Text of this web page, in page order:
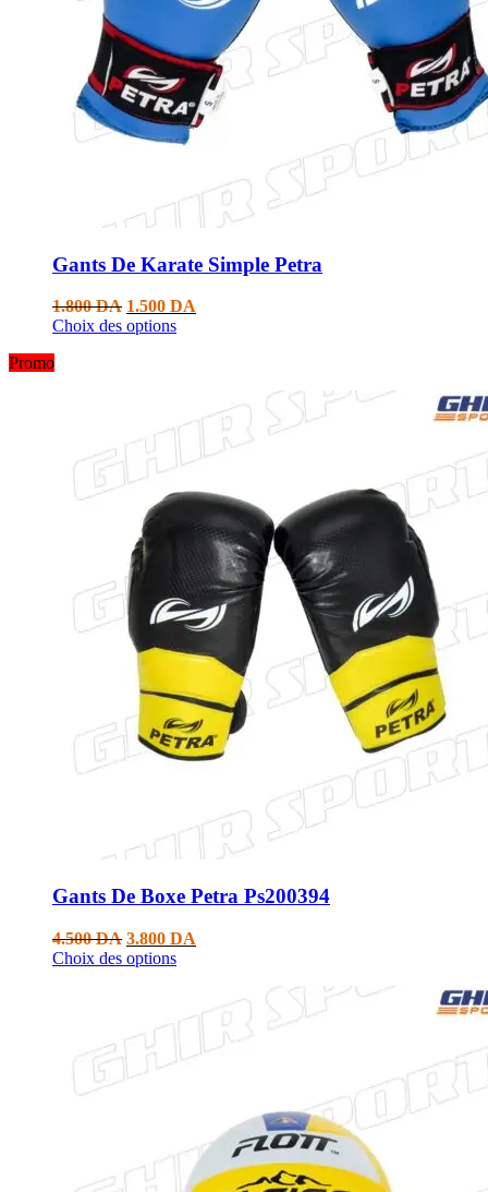
Gants De Karate Simple Petra
1.800DA 1.500 DA
Choix des options
Promo
Gants De Boxe Petra Ps200394
4.500DA 3.800 DA
Choix des options